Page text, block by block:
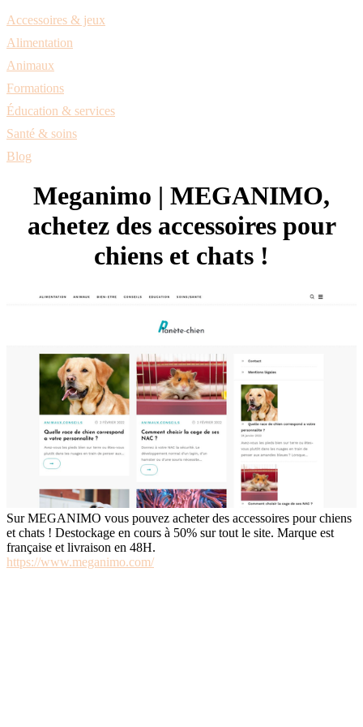
Accessoires & jeux
Alimentation
Animaux
Formations
Éducation & services
Santé & soins
Blog
Meganimo | MEGANIMO,
achetez des accessoires pour
chiens et chats !
Sur MEGANIMO vous pouvez acheter des accessoires pour chiens
et chats ! Destockage en cours à 50% sur tout le site. Marque est
française et livraison en 48H.
https://www.meganimo.com/